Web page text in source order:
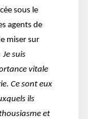
sous le
agents de
miser sur
Je suis
vitale
Ce sont eux
ils
et